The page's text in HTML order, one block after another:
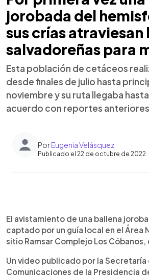
jorobada del
sus crías atraviesan
salvadoreñas para
Esta población de cetáceos
desde finales de julio hasta
noviembre y su ruta llegaba
acuerdo con reportes
PorEugenia Velásquez
Publicado el 22 de octubre de 2022
► Escuchar artículo
El avistamiento de una ballena
captado por un guía local en el Área
sitio Ramsar Complejo Los Cóbanos,
Un video publicado por la Secretaría
Comunicaciones de la Presidencia